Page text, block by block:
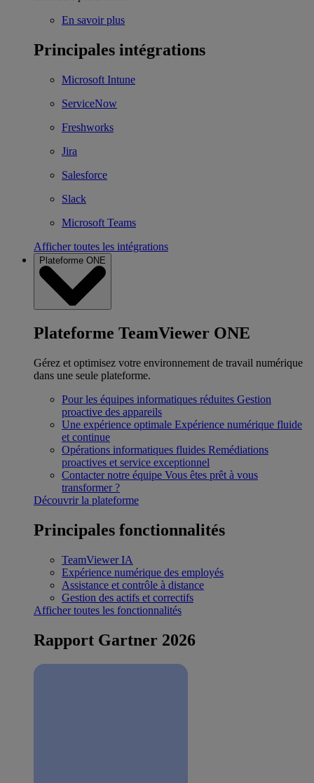
En savoir plus
Principales intégrations
Microsoft Intune
ServiceNow
Freshworks
Jira
Salesforce
Slack
Microsoft Teams
Afficher toutes les intégrations
Plateforme ONE
Plateforme TeamViewer ONE
Gérez et optimisez votre environnement de travail numérique
dans une seule plateforme.
Pour les équipes informatiques réduites Gestion
proactive des appareils
Une expérience optimale Expérience numérique fluide
et continue
Opérations informatiques fluides Remédiations
proactives et service exceptionnel
Contacter notre équipe Vous êtes prêt à vous
transformer ?
Découvrir la plateforme
Principales fonctionnalités
TeamViewer IA
Expérience numérique des employés
Assistance et contrôle à distance
Gestion des actifs et correctifs
Afficher toutes les fonctionnalités
Rapport Gartner 2026